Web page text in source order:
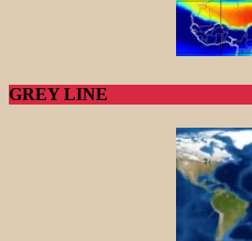
GREY LINE